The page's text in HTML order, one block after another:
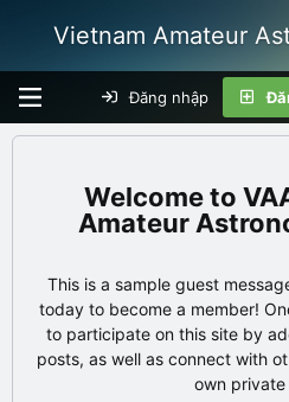
Vietnam Amateur
Đăng nhập
Amateur
This is a sample guest
today to become a member!
to participate on this site by
posts, as well as connect with
own private